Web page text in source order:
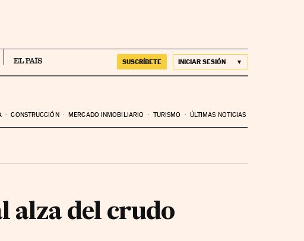
SUSCRÍBETE INICIAR SESIÓN
CONSTRUCCIÓN MERCADO INMOBILIARIO TURISMO ÚLTIMAS NOTICIAS
alza del crudo